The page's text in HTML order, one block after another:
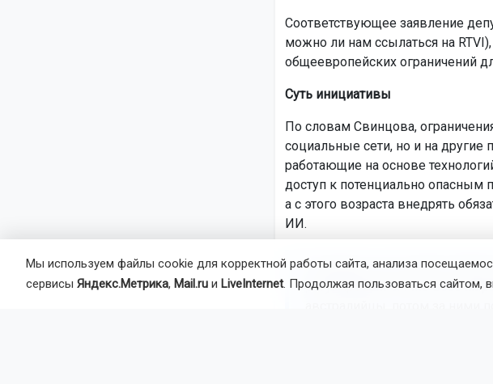
Соответствующее заявление
можно ли нам ссылаться на
общеевропейских ограничений
Суть инициативы
По словам Свинцова,
социальные сети, но и на
работающие на основе
доступ к потенциально опасным
а с этого возраста внедрять
ИИ.
«Я думаю, что это 2027–2028
регулирование. Уже весь
Мы используем файлы cookie для корректной работы сайта, анализа
сервисы Яндекс.Метрика, Mail.ru и LiveInternet. Продолжая пользоваться сайтом,